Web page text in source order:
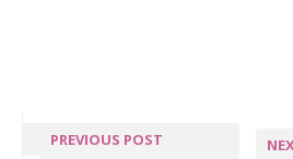
PREVIOUS POST